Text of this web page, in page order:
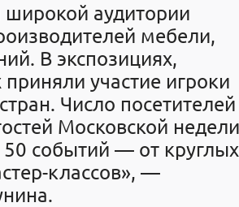
широкой аудитории
елей мебели,
. В экспозициях,
участие игроки
стран. Число посетителей
Московской недели
50 событий — от круглых
-классов», —
.